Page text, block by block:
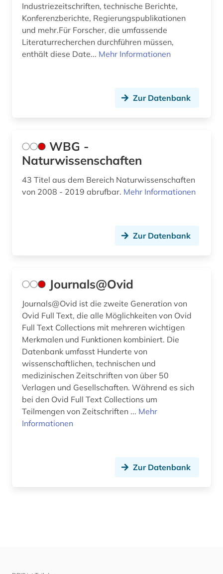
Industriezeitschriften, technische Berichte,
Konferenzberichte, Regierungspublikationen
und mehr.Für Forscher, die umfassende
Literaturrecherchen durchführen müssen,
enthält diese Date... Mehr Informationen
Zur Datenbank
WBG -
Naturwissenschaften
43 Titel aus dem Bereich Naturwissenschaften
von 2008 - 2019 abrufbar. Mehr Informationen
Zur Datenbank
Journals@Ovid
Journals@Ovid ist die zweite Generation von
Ovid Full Text, die alle Möglichkeiten von Ovid
Full Text Collections mit mehreren wichtigen
Merkmalen und Funktionen kombiniert. Die
Datenbank umfasst Hunderte von
wissenschaftlichen, technischen und
medizinischen Zeitschriften von über 50
Verlagen und Gesellschaften. Während es sich
bei den Ovid Full Text Collections um
Teilmengen von Zeitschriften ... Mehr
Informationen
Zur Datenbank